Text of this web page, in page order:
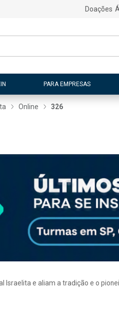
Doações
PARA EMPRESAS
Online 326
e aliam a tradição e o